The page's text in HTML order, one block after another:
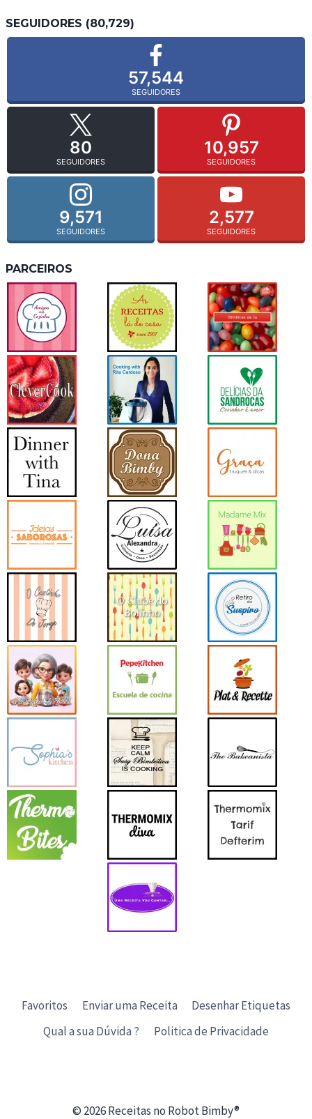
SEGUIDORES (80,729)
57,544
SEGUIDORES
80
SEGUIDORES
10,957
SEGUIDORES
9,571
SEGUIDORES
2,577
SEGUIDORES
PARCEIROS
Favoritos Enviar uma Receita
Desenhar Etiquetas
Qual a sua Dúvida ?
Politica de Privacidade
© 2026 Receitas no Robot Bimby®